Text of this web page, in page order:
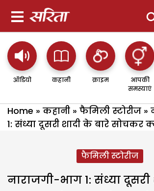
ऑडियो कहानी क्राइम
आपकी
समस्याएं
Home » कहानी » फैमिली स्टोरीज »
1: संध्या दूसरी शादी के बारे सोचकर
फैमिली स्टोरीज
नाराजगी-भाग 1: संध्या दूसरी